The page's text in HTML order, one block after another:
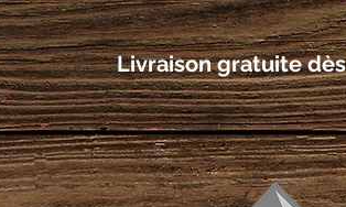
Livraison gratuite dès